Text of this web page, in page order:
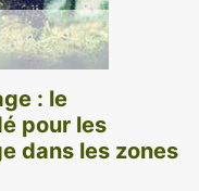
: le
pour les
dans les zones